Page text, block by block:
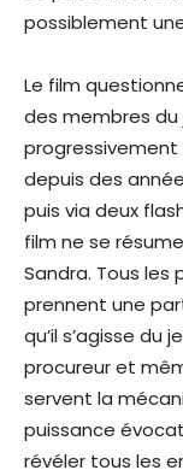
possiblement
Le film
des membres du
progressivement
depuis des
puis via deux
film ne se
Sandra. Tous les
prennent une
qu’il s’agisse du
procureur et
servent la
puissance
révéler tous les